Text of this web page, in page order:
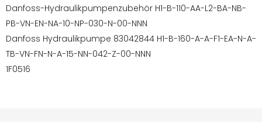
Danfoss-Hydraulikpumpenzubehör H1-B-110-AA-L2-BA-NB-
PB-VN-EN-NA-10-NP-030-N-00-NNN
Danfoss Hydraulikpumpe 83042844 H1-B-160-A-A-F1-EA-N-A-
TB-VN-FN-N-A-15-NN-042-Z-00-NNN
1F0516